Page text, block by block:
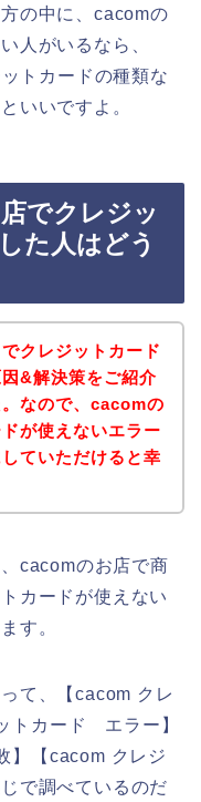
の中に、cacomの
人がいるなら、
トカードの種類な
いいですよ。
でクレジッ
た人はどう
クレジットカード
&解決策をご紹介
なので、cacomの
が使えないエラー
ていただけると幸
cacomのお店で商
カードが使えない
す。
て、【cacom クレ
トカード エラー】
】【cacom クレジ
で調べているのだ